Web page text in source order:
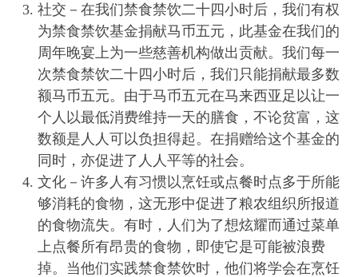
社交－在我们禁食禁饮二十四小时后，我们有权
为禁食禁饮基金捐献马币五元，此基金在我们的
周年晚宴上为一些慈善机构做出贡献。我们每一
次禁食禁饮二十四小时后，我们只能捐献最多数
额马币五元。由于马币五元在马来西亚足以让一
个人以最低消费维持一天的膳食，不论贫富，这
数额是人人可以负担得起。在捐赠给这个基金的
同时，亦促进了人人平等的社会。
文化－许多人有习惯以烹饪或点餐时点多于所能
够消耗的食物，这无形中促进了粮农组织所报道
的食物流失。有时，人们为了想炫耀而通过菜单
上点餐所有昂贵的食物，即使它是可能被浪费
掉。当他们实践禁食禁饮时，他们将学会在烹饪